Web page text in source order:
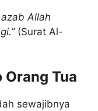
Allah
(Surat Al-
Orang Tua
sewajibnya